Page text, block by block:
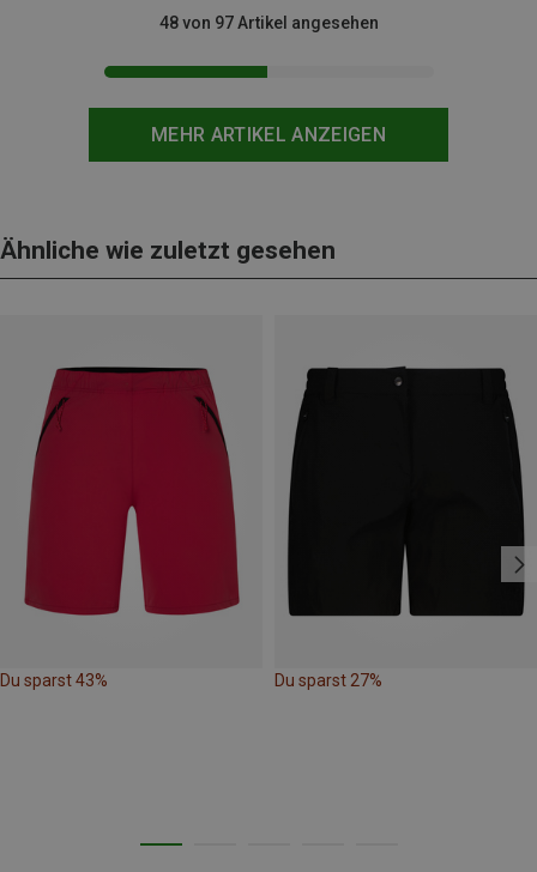
MEHR ARTIKEL ANZEIGEN
48 von 97 Artikel angesehen
Ähnliche wie zuletzt gesehen
Du sparst 43% Du sparst 27%